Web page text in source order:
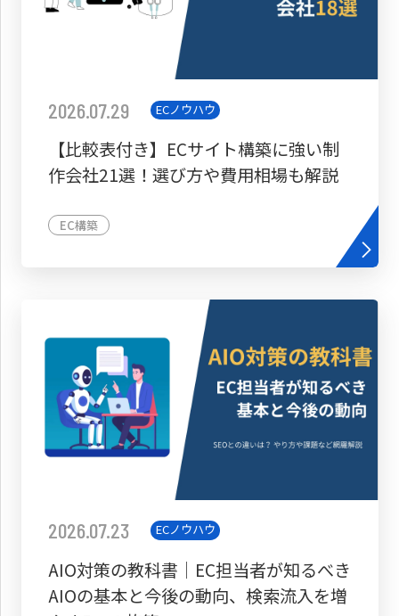
2026.07.29 ECノウハウ
【比較表付き】ECサイト構築に強い制
作会社21選！選び方や費用相場も解説
EC構築
2026.07.23 ECノウハウ
AIO対策の教科書│EC担当者が知るべき
AIOの基本と今後の動向、検索流入を増